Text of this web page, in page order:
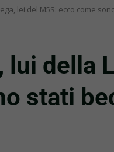
lei del M5S: ecco come
della
stati